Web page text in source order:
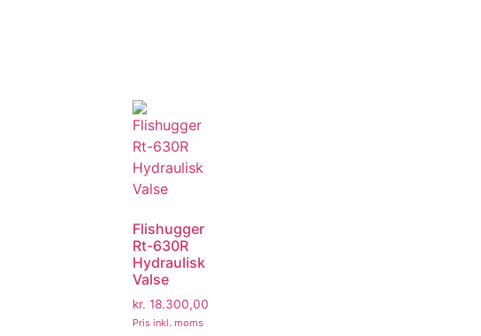
Flishugger
Rt-630R
Hydraulisk
Valse
kr. 18.300,00
Pris inkl. moms